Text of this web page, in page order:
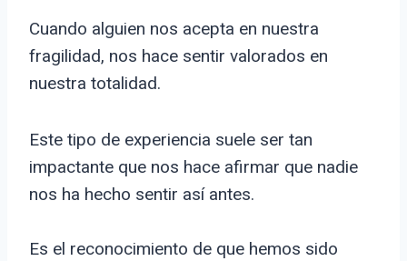
Cuando alguien nos acepta en nuestra
fragilidad, nos hace sentir valorados en
nuestra totalidad.
Este tipo de experiencia suele ser tan
impactante que nos hace afirmar que nadie
nos ha hecho sentir así antes.
Es el reconocimiento de que hemos sido